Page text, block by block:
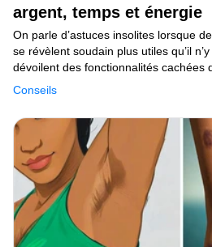
argent, temps et énergie
Conseils
On parle d’astuces insolites lorsque
se révèlent soudain plus utiles qu’il
dévoilent des fonctionnalités cachées
faisant gagner du temps, de l’énergie
ne régleront pas tous nos problèmes,
plus pratique.